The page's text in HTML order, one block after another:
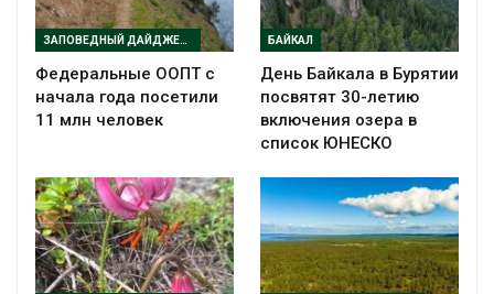
ЗАПОВЕДНЫЙ ДАЙДЖЕСТ
Федеральные ООПТ с
начала года посетили
11 млн человек
БАЙКАЛ
День Байкала в Бурятии
посвятят 30-летию
включения озера в
список ЮНЕСКО